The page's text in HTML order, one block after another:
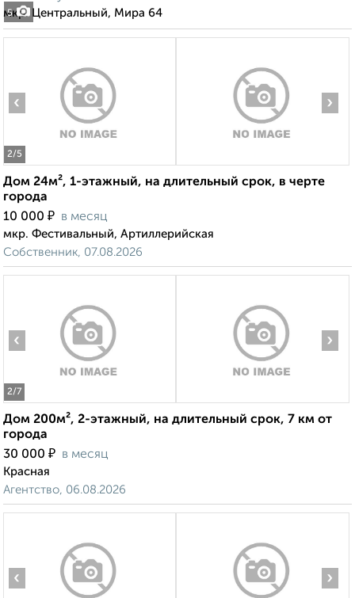
5
мкр. Центральный, Мира 64
2/5
‹ ›
Дом 24м², 1-этажный, на длительный срок, в черте
города
10 000 ₽ в месяц
мкр. Фестивальный, Артиллерийская
Собственник, 07.08.2026
2/7
‹ ›
Дом 200м², 2-этажный, на длительный срок, 7 км от
города
30 000 ₽ в месяц
Красная
Агентство, 06.08.2026
‹ ›